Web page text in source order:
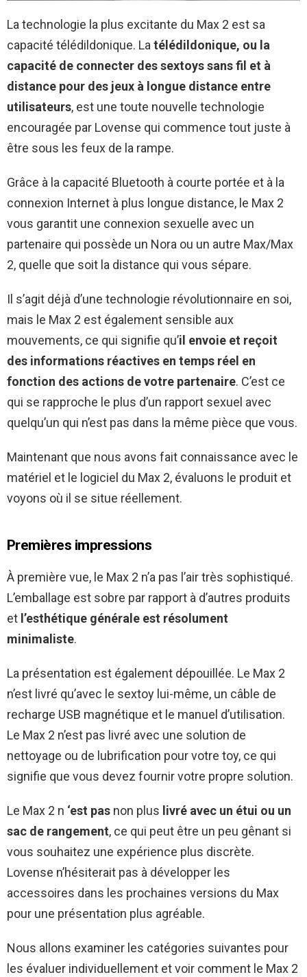
La technologie la plus excitante du Max 2 est sa
capacité télédildonique. La télédildonique, ou la
capacité de connecter des sextoys sans fil et à
distance pour des jeux à longue distance entre
utilisateurs, est une toute nouvelle technologie
encouragée par Lovense qui commence tout juste à
être sous les feux de la rampe.
Grâce à la capacité Bluetooth à courte portée et à la
connexion Internet à plus longue distance, le Max 2
vous garantit une connexion sexuelle avec un
partenaire qui possède un Nora ou un autre Max/Max
2, quelle que soit la distance qui vous sépare.
Il s’agit déjà d’une technologie révolutionnaire en soi,
mais le Max 2 est également sensible aux
mouvements, ce qui signifie qu’il envoie et reçoit
des informations réactives en temps réel en
fonction des actions de votre partenaire. C’est ce
qui se rapproche le plus d’un rapport sexuel avec
quelqu’un qui n’est pas dans la même pièce que vous.
Maintenant que nous avons fait connaissance avec le
matériel et le logiciel du Max 2, évaluons le produit et
voyons où il se situe réellement.
Premières impressions
À première vue, le Max 2 n’a pas l’air très sophistiqué.
L’emballage est sobre par rapport à d’autres produits
et l’esthétique générale est résolument
minimaliste.
La présentation est également dépouillée. Le Max 2
n’est livré qu’avec le sextoy lui-même, un câble de
recharge USB magnétique et le manuel d’utilisation.
Le Max 2 n’est pas livré avec une solution de
nettoyage ou de lubrification pour votre toy, ce qui
signifie que vous devez fournir votre propre solution.
Le Max 2 n ‘est pas non plus livré avec un étui ou un
sac de rangement, ce qui peut être un peu gênant si
vous souhaitez une expérience plus discrète.
Lovense n’hésiterait pas à développer les
accessoires dans les prochaines versions du Max
pour une présentation plus agréable.
Nous allons examiner les catégories suivantes pour
les évaluer individuellement et voir comment le Max 2